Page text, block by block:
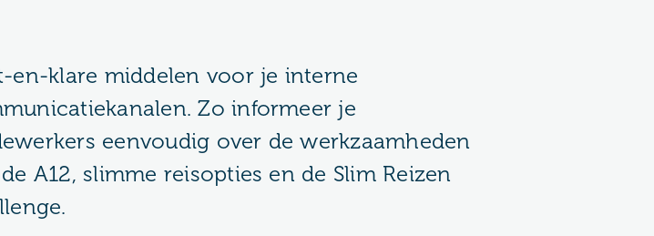
en-klare middelen voor je interne
Zo informeer je
eenvoudig over de werkzaamheden
A12, slimme reisopties en de Slim Reizen